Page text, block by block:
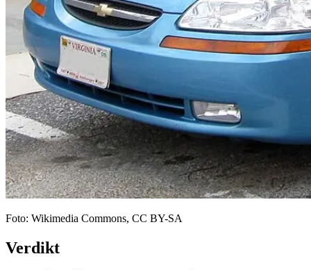
Foto: Wikimedia Commons, CC BY-SA
Verdikt